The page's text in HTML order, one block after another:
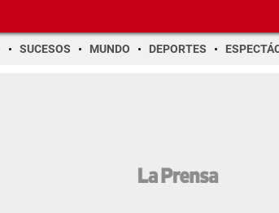
SUCESOS MUNDO DEPORTES